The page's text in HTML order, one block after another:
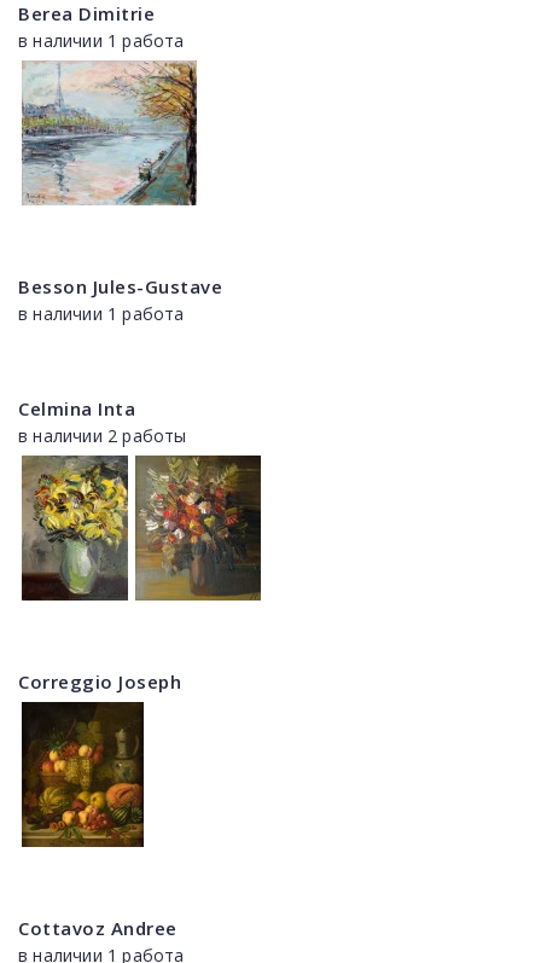
Berea Dimitrie
в наличии 1 работа
Besson Jules-Gustave
в наличии 1 работа
Celmina Inta
в наличии 2 работы
Correggio Joseph
Cottavoz Andree
в наличии 1 работа